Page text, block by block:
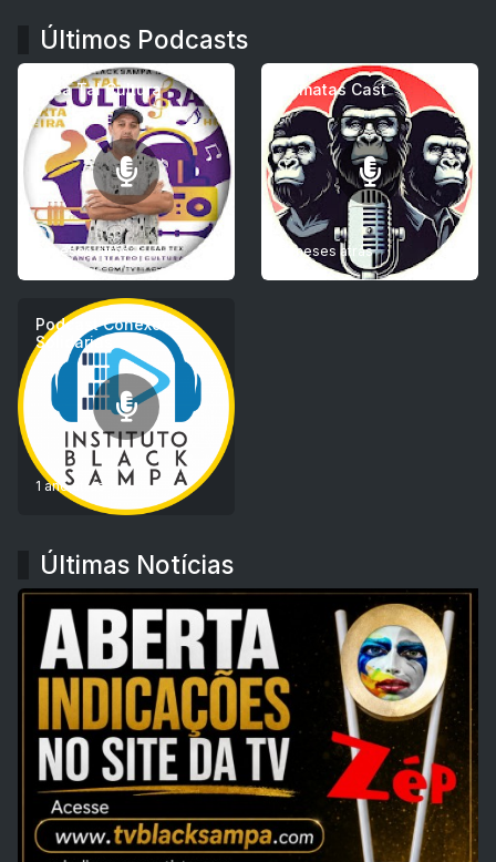
Últimos Podcasts
Essa Tal Cultura
9 meses atrás
Primatas Cast
9 meses atrás
Podcast Conexões
Solidárias
1 ano atrás
Últimas Notícias